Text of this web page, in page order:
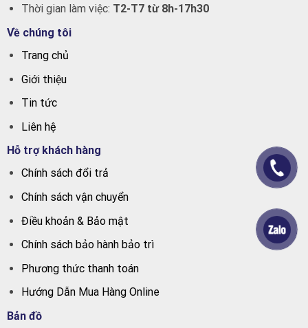
Thời gian làm việc: T2-T7 từ 8h-17h30
Về chúng tôi
Trang chủ
Giới thiệu
Tin tức
Liên hệ
Hỗ trợ khách hàng
Chính sách đổi trả
Chính sách vận chuyển
Điều khoản & Bảo mật
Chính sách bảo hành bảo trì
Phương thức thanh toán
Hướng Dẫn Mua Hàng Online
Bản đồ